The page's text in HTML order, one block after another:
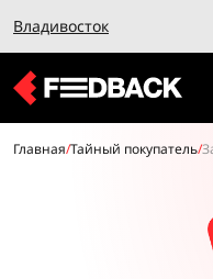
Владивосток
Главная/Тайный покупатель/